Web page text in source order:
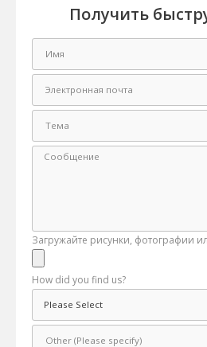
Получить
Загружайте рисунки, фотографии
How did you find us?